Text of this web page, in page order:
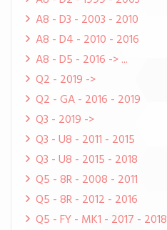
A8 - D3 - 2003 - 2010
A8 - D4 - 2010 - 2016
A8 - D5 - 2016 -> ...
Q2 - 2019 ->
Q2 - GA - 2016 - 2019
Q3 - 2019 ->
Q3 - U8 - 2011 - 2015
Q3 - U8 - 2015 - 2018
Q5 - 8R - 2008 - 2011
Q5 - 8R - 2012 - 2016
Q5 - FY - MK1 - 2017 - 2018